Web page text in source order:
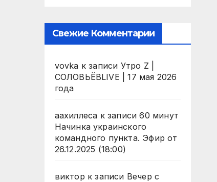
Свежие Комментарии
vovka к записи Утро Z |
СОЛОВЬЁВLIVE | 17 мая 2026
года
аахиллеса к записи60 минут
Начинка украинского
командного пункта. Эфир от
26.12.2025 (18:00)
виктор к записи Вечер с